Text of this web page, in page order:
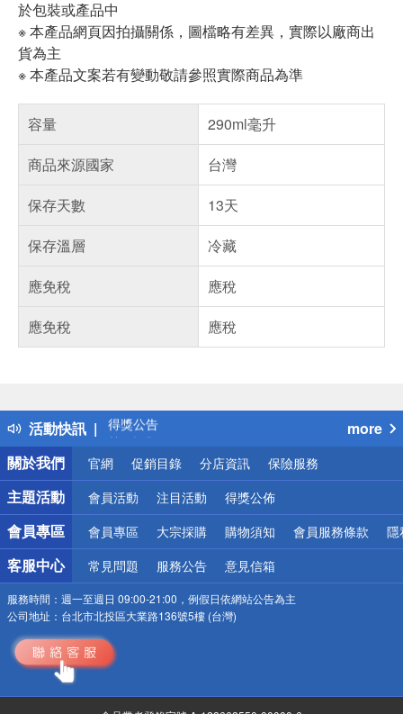
於包裝或產品中
※ 本產品網頁因拍攝關係，圖檔略有差異，實際以廠商出
貨為主
※ 本產品文案若有變動敬請參照實際商品為準
容量
290ml毫升
商品來源國家
台灣
保存天數
13天
保存溫層
冷藏
應免稅
應稅
應免稅
應稅
活動快訊
得獎公告
熱門話題
銀行優惠
偏遠地區配送
詐騙網頁！請小心！
more
關於我們
官網 促銷目錄 分店資訊 保險服務
主題活動 會員活動 注目活動 得獎公佈
會員專區 會員專區 大宗採購 購物須知 會員服務條款 隱
客服中心 常見問題 服務公告 意見信箱
服務時間： 週一至週日 09:00-21:00，例假日依網站公告為主
公司地址： 台北市北投區大業路136號5樓 (台灣)